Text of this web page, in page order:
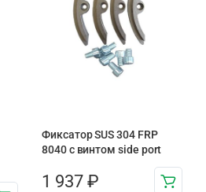
Фиксатор SUS 304 FRP
8040 с винтом side port
1 937 ₽